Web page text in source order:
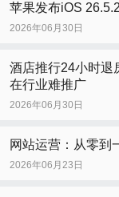
苹果发布iOS
2026年06月30日
酒店推行24小时退
在行业难推广
2026年06月30日
网站运营：从零到
2026年06月23日